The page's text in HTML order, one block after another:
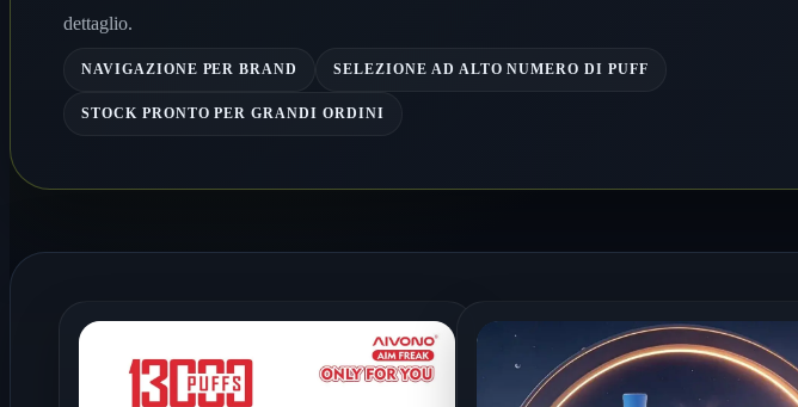
dettaglio.
NAVIGAZIONE PER BRAND SELEZIONE AD ALTO NUMERO DI PUFF
STOCK PRONTO PER GRANDI ORDINI